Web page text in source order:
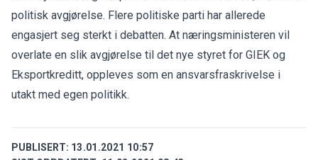
politisk avgjørelse. Flere politiske parti har allerede
engasjert seg sterkt i debatten. At næringsministeren vil
overlate en slik avgjørelse til det nye styret for GIEK og
Eksportkreditt, oppleves som en ansvarsfraskrivelse i
utakt med egen politikk.
PUBLISERT: 13.01.2021 10:57